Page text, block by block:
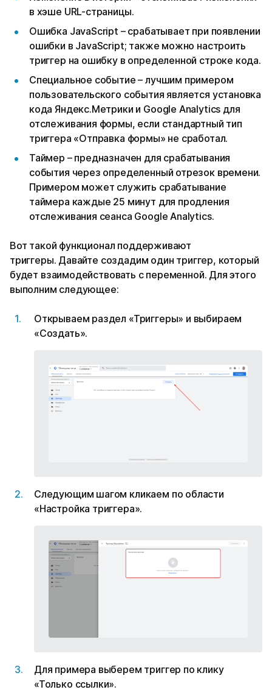
в хэше URL-страницы.
Ошибка JavaScript – срабатывает при появлении
ошибки в JavaScript; также можно настроить
триггер на ошибку в определенной строке кода.
Специальное событие – лучшим примером
пользовательского события является установка
кода Яндекс.Метрики и Google Analytics для
отслеживания формы, если стандартный тип
триггера «Отправка формы» не сработал.
Таймер – предназначен для срабатывания
события через определенный отрезок времени.
Примером может служить срабатывание
таймера каждые 25 минут для продления
отслеживания сеанса Google Analytics.
Вот такой функционал поддерживают
триггеры. Давайте создадим один триггер, который
будет взаимодействовать с переменной. Для этого
выполним следующее:
Открываем раздел «Триггеры» и выбираем
«Создать».
Следующим шагом кликаем по области
«Настройка триггера».
Для примера выберем триггер по клику
«Только ссылки».